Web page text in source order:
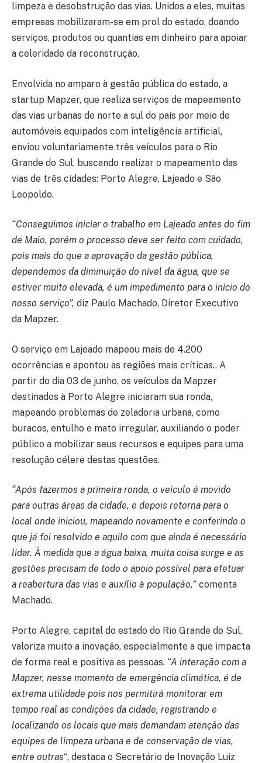
limpeza e desobstrução das vias. Unidos a eles, muitas
empresas mobilizaram-se em prol do estado, doando
serviços, produtos ou quantias em dinheiro para apoiar
a celeridade da reconstrução.
Envolvida no amparo à gestão pública do estado, a
startup Mapzer, que realiza serviços de mapeamento
das vias urbanas de norte a sul do país por meio de
automóveis equipados com inteligência artificial,
enviou voluntariamente três veículos para o Rio
Grande do Sul, buscando realizar o mapeamento das
vias de três cidades: Porto Alegre, Lajeado e São
Leopoldo.
“Conseguimos iniciar o trabalho em Lajeado antes do fim
de Maio, porém o processo deve ser feito com cuidado,
pois mais do que a aprovação da gestão pública,
dependemos da diminuição do nível da água, que se
estiver muito elevada, é um impedimento para o início do
nosso serviço”, diz Paulo Machado, Diretor Executivo
da Mapzer.
O serviço em Lajeado mapeou mais de 4.200
ocorrências e apontou as regiões mais críticas.. A
partir do dia 03 de junho, os veículos da Mapzer
destinados à Porto Alegre iniciaram sua ronda,
mapeando problemas de zeladoria urbana, como
buracos, entulho e mato irregular, auxiliando o poder
público a mobilizar seus recursos e equipes para uma
resolução célere destas questões.
“Após fazermos a primeira ronda, o veículo é movido
para outras áreas da cidade, e depois retorna para o
local onde iniciou, mapeando novamente e conferindo o
que já foi resolvido e aquilo com que ainda é necessário
lidar. À medida que a água baixa, muita coisa surge e as
gestões precisam de todo o apoio possível para efetuar
a reabertura das vias e auxílio à população,” comenta
Machado.
Porto Alegre, capital do estado do Rio Grande do Sul,
valoriza muito a inovação, especialmente a que impacta
de forma real e positiva as pessoas. “A interação com a
Mapzer, nesse momento de emergência climática, é de
extrema utilidade pois nos permitirá monitorar em
tempo real as condições da cidade, registrando e
localizando os locais que mais demandam atenção das
equipes de limpeza urbana e de conservação de vias,
entre outras“, destaca o Secretário de Inovação Luiz